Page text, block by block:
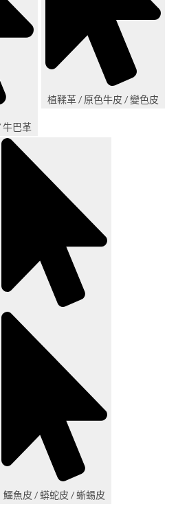
牛巴革
植鞣革 / 原色牛皮 / 變色皮
鱷魚皮 / 蟒蛇皮 / 蜥蜴皮